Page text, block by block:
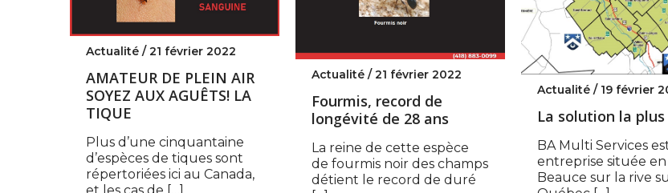
Actualité /21 février 2022
AMATEUR DE PLEIN AIR
SOYEZ AUX AGUÊTS! LA
TIQUE
Plus d’une cinquantaine
d’espèces de tiques sont
répertoriées ici au Canada,
Actualité /21 février 2022
Fourmis, record de
longévité de 28 ans
La reine de cette espèce
de fourmis noir des champs
détient le record de duré
Actualité / 19 février
La solution la
BA Multi Services
entreprise située en
Beauce sur la rive